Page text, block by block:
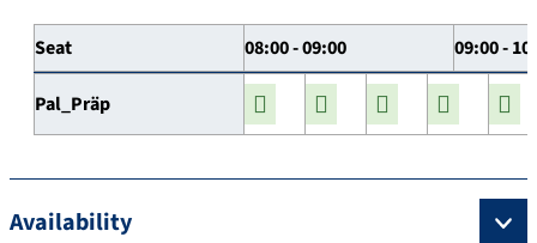
Seat 08:00 - 09:00 09:00 -
Pal_Präp
Availability